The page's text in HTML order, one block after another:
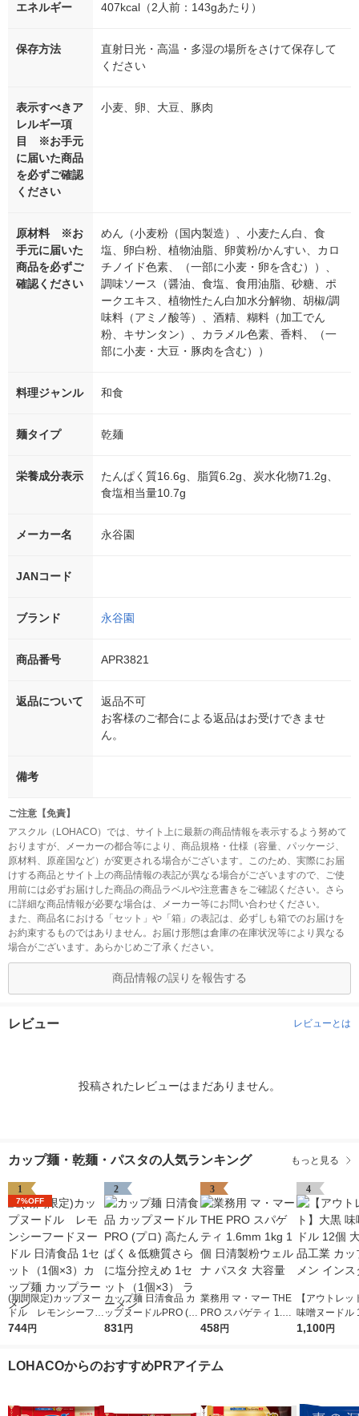
エネルギー 407kcal（2人前：143gあたり）
保存方法
直射日光・高温・多湿の場所をさけて保存して
ください
表示すべきア
レルギー項
目 ※お手元
に届いた商品
を必ずご確認
ください
小麦、卵、大豆、豚肉
原材料 ※お
手元に届いた
商品を必ずご
確認ください
めん（小麦粉（国内製造）、小麦たん白、食
塩、卵白粉、植物油脂、卵黄粉/かんすい、カロ
チノイド色素、（一部に小麦・卵を含む））、
調味ソース（醤油、食塩、食用油脂、砂糖、ポ
ークエキス、植物性たん白加水分解物、胡椒/調
味料（アミノ酸等）、酒精、糊料（加工でん
粉、キサンタン）、カラメル色素、香料、（一
部に小麦・大豆・豚肉を含む））
料理ジャンル 和食
麺タイプ 乾麺
栄養成分表示
たんぱく質16.6g、脂質6.2g、炭水化物71.2g、
食塩相当量10.7g
メーカー名 永谷園
JANコード
ブランド 永谷園
商品番号 APR3821
返品について
返品不可
お客様のご都合による返品はお受けできませ
ん。
備考
ご注意【免責】
アスクル（LOHACO）では、サイト上に最新の商品情報を表示するよう努めて
おりますが、メーカーの都合等により、商品規格・仕様（容量、パッケージ、
原材料、原産国など）が変更される場合がございます。このため、実際にお届
けする商品とサイト上の商品情報の表記が異なる場合がございますので、ご使
用前には必ずお届けした商品の商品ラベルや注意書きをご確認ください。さら
に詳細な商品情報が必要な場合は、メーカー等にお問い合わせください。
また、商品名における「セット」や「箱」の表記は、必ずしも箱でのお届けを
お約束するものではありません。お届け形態は倉庫の在庫状況等により異なる
場合がございます。あらかじめご了承ください。
商品情報の誤りを報告する
レビュー レビューとは
投稿されたレビューはまだありません。
カップ麺・乾麺・パスタの人気ランキング もっと見る
1
7%OFF
(期間限定)カップヌー
ドル レモンシーフー
ドヌードル 日清食品
ン
744円
2
カップ麺 日清食品 カ
ップヌードルPRO (プ
ロ) 高たんぱく＆低糖
メン
831円
3
業務用 マ・マー THE
PRO スパゲティ 1.6m
m 1kg 1個 日清製粉ウ
458円
4
【アウトレッ
味噌ヌードル
黒食品工業
1,100円
LOHACOからのおすすめPRアイテム